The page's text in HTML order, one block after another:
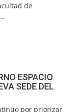
de
ESPACIO
SEDE DEL
por priorizar